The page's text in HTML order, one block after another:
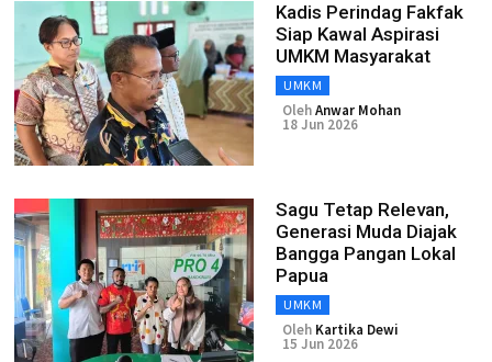
Kadis Perindag Fakfak
Siap Kawal Aspirasi
UMKM Masyarakat
UMKM
OlehAnwar Mohan
18 Jun 2026
Sagu Tetap Relevan,
Generasi Muda Diajak
Bangga Pangan Lokal
Papua
UMKM
Oleh Kartika Dewi
15 Jun 2026